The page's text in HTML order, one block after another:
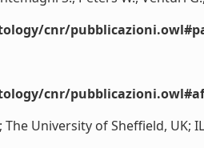
cnr/
cnr/
The University of Sheffield, UK;